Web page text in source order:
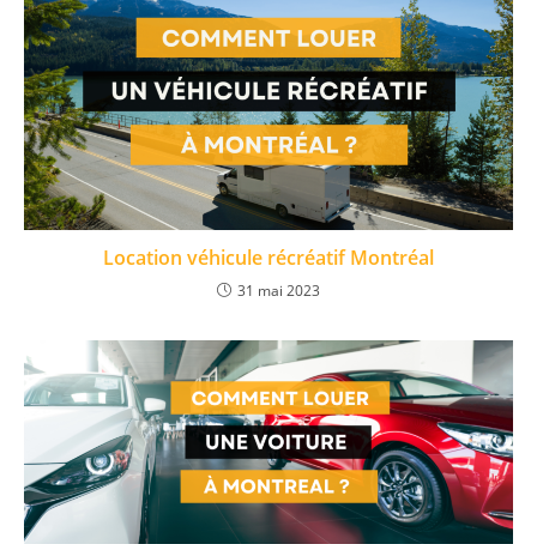
Location véhicule récréatif Montréal
31 mai 2023